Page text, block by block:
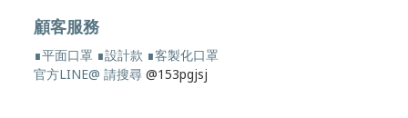
顧客服務
∎平面口罩 ∎設計款 ∎客製化口罩
官方LINE@ 請搜尋 @153pgjsj